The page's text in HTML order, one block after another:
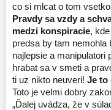
co si mlcat o tom
Pravdy sa vzdy a
medzi konspiracie,
predsa by tam nemohla
najlepsie a manipulatori
hrabat sa v smeti a
ti uz nikto neuveri! Je to
Toto je velmi dobry
„Ďalej uvádza, že v